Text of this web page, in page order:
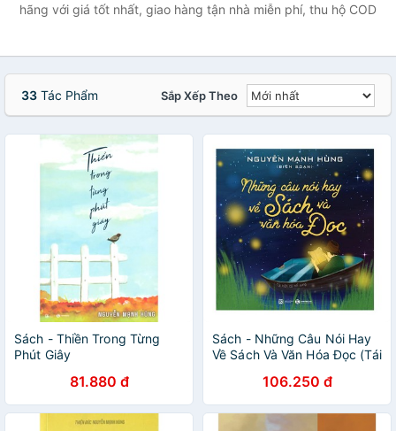
hãng với giá tốt nhất, giao hàng tận nhà miễn phí, thu hộ COD
33 Tác Phẩm Sắp Xếp Theo
Sách - Thiền Trong Từng
Phút Giây
81.880 đ
Sách - Những Câu Nói Hay
Về Sách Và Văn Hóa Đọc (Tái
106.250 đ